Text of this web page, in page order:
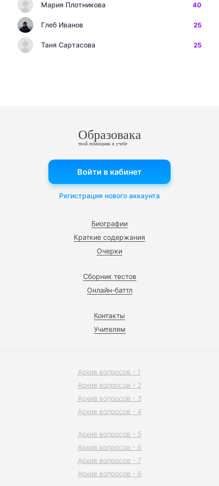
Мария Плотникова 40
Глеб Иванов 25
Таня Сартасова 25
Образовака
твой помощник в учебе
Биографии
Краткие содержания
Очерки
Сборник тестов
Онлайн-баттл
Контакты
Учителям
Войти в кабинет
Регистрация нового аккаунта
Архив вопросов - 1
Архив вопросов - 2
Архив вопросов - 3
Архив вопросов - 4
Архив вопросов - 5
Архив вопросов - 6
Архив вопросов - 7
Архив вопросов - 8